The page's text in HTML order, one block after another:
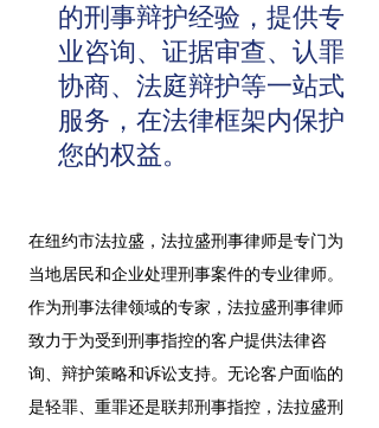
的刑事辩护经验，提供专
业咨询、证据审查、认罪
协商、法庭辩护等一站式
服务，在法律框架内保护
您的权益。
在纽约市法拉盛，法拉盛刑事律师是专门为
当地居民和企业处理刑事案件的专业律师。
作为刑事法律领域的专家，法拉盛刑事律师
致力于为受到刑事指控的客户提供法律咨
询、辩护策略和诉讼支持。无论客户面临的
是轻罪、重罪还是联邦刑事指控，法拉盛刑